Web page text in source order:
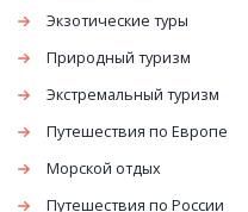
Экзотические туры
Природный туризм
Экстремальный туризм
Путешествия по Европе
Морской отдых
Путешествия по России